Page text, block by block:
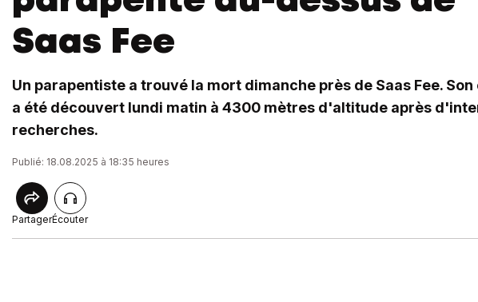
Saas Fee
Un parapentiste a trouvé la mort dimanche près de Saas Fee.
a été découvert lundi matin à 4300 mètres d'altitude après
recherches.
Publié: 18.08.2025 à 18:35 heures
PartagerÉcouter